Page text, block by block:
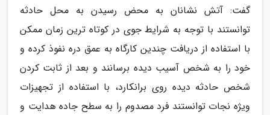
گفت: آتش نشانان به محض رسیدن به محل حادثه
توانستند با توجه به شرایط جوی در کوتاه ترین زمان ممکن
با استفاده از دریافت چندین کارگاه به عمق دره نفوذ کرده و
خود را به شخص آسیب دیده برسانند و بعد از ثابت کردن
شخص حادثه دیده روی برانکارد، با استفاده از تجهیزات
ویژه نجات توانستند فرد مصدوم را به سطح جاده هدایت و